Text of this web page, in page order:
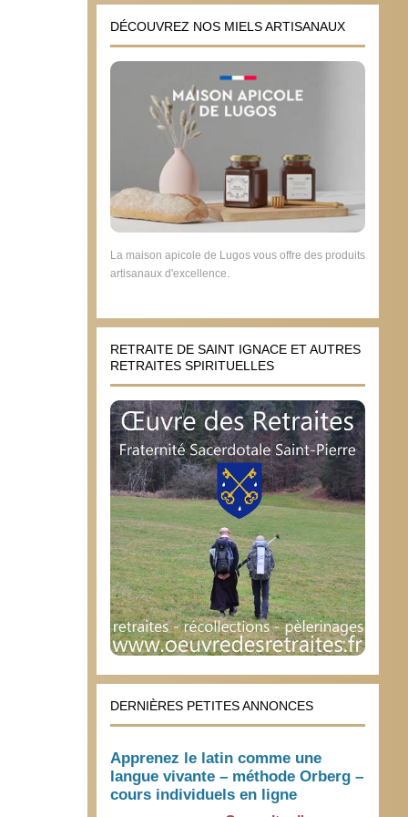
DÉCOUVREZ NOS MIELS ARTISANAUX
La maison apicole de Lugos vous offre des produits
artisanaux d'excellence.
RETRAITE DE SAINT IGNACE ET AUTRES
RETRAITES SPIRITUELLES
DERNIÈRES PETITES ANNONCES
Apprenez le latin comme une
langue vivante – méthode Orberg –
cours individuels en ligne